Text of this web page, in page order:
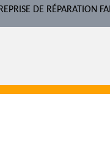
DE RÉPARATION